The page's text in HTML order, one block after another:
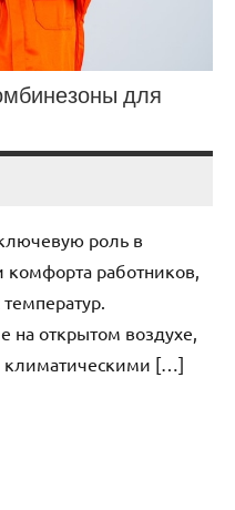
для
роль в
комфорта работников,
на открытом воздухе,
климатическими […]